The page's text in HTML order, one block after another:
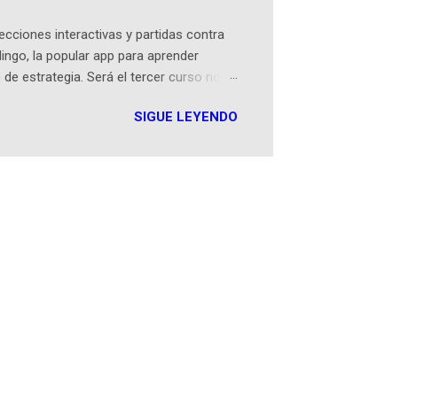
interactivas y partidas contra
la popular app para aprender
estrategia. Será el tercer curso no
como mover un alfil, hasta jugar
nos enseñó francés, ahora nos
SIGUE LEYENDO